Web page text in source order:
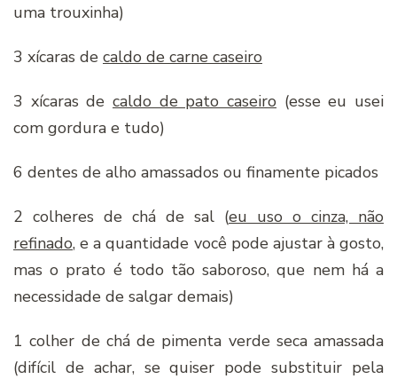
uma trouxinha)
3 xícaras de caldo de carne caseiro
3 xícaras de caldo de pato caseiro (esse eu usei
com gordura e tudo)
6 dentes de alho amassados ou finamente picados
2 colheres de chá de sal (eu uso o cinza, não
refinado, e a quantidade você pode ajustar à gosto,
mas o prato é todo tão saboroso, que nem há a
necessidade de salgar demais)
1 colher de chá de pimenta verde seca amassada
(difícil de achar, se quiser pode substituir pela